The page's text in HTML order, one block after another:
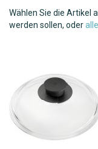
Wählen Sie die Artikel
werden sollen, oder